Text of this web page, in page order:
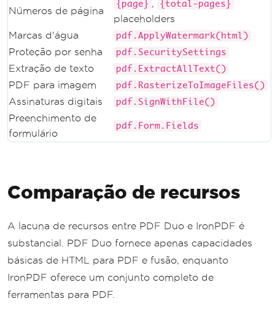
Números de página
{page} , {total-pages}
placeholders
Marcas d'água
pdf.ApplyWatermark(html)
Proteção por senha pdf.SecuritySettings
Extração de texto pdf.ExtractAllText()
PDF para imagem pdf.RasterizeToImageFiles()
Assinaturas digitais pdf.SignWithFile()
Preenchimento de
formulário
pdf.Form.Fields
Comparação de recursos
A lacuna de recursos entre PDF Duo e IronPDF é
substancial. PDF Duo fornece apenas capacidades
básicas de HTML para PDF e fusão, enquanto
IronPDF oferece um conjunto completo de
ferramentas para PDF.